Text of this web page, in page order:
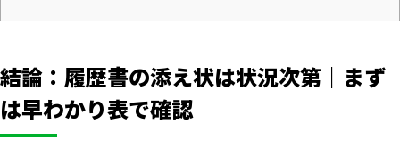
結論：履歴書の添え状は状況次第｜まず
は早わかり表で確認